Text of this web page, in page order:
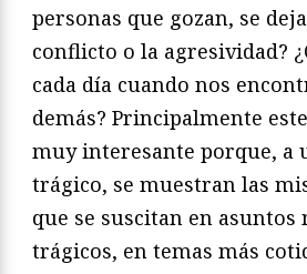
personas que gozan, se
conflicto o la agresividad?
cada día cuando nos
demás? Principalmente
muy interesante porque, a
trágico, se muestran las
que se suscitan en asuntos
trágicos, en temas más